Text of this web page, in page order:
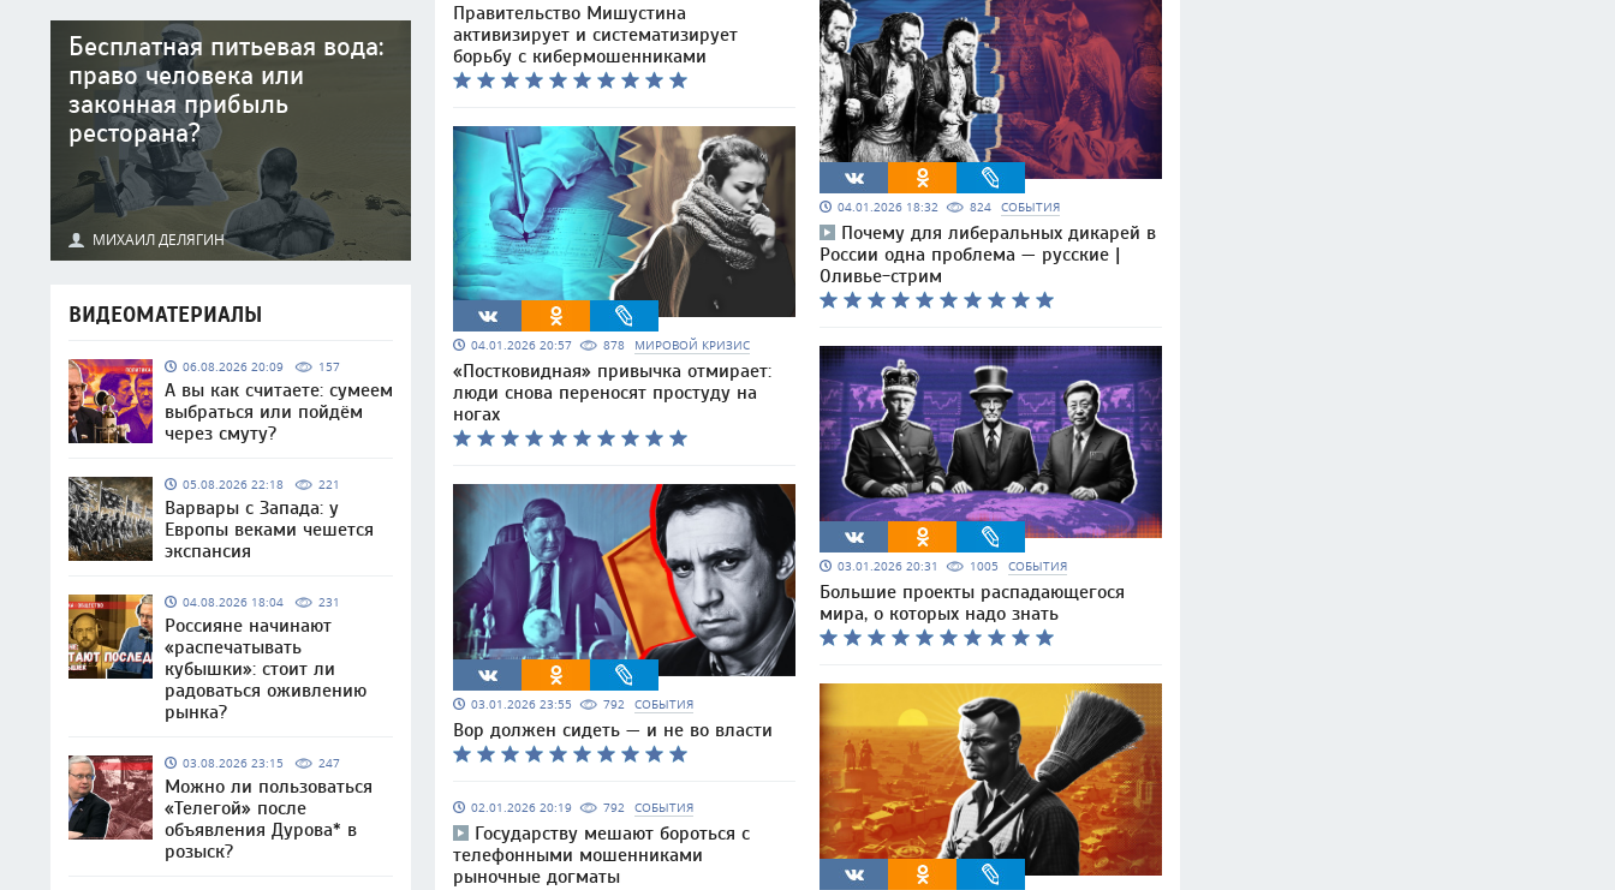
Бесплатная питьевая вода:
право человека или
законная прибыль
ресторана?
МИХАИЛ ДЕЛЯГИН
ВИДЕОМАТЕРИАЛЫ
06.08.2026 20:09 157
А вы как считаете: сумеем
выбраться или пойдём
через смуту?
05.08.2026 22:18 221
Варвары с Запада: у
Европы веками чешется
экспансия
04.08.2026 18:04 231
Россияне начинают
«распечатывать
кубышки»: стоит ли
радоваться оживлению
рынка?
03.08.2026 23:15 247
Можно ли пользоваться
«Телегой» после
объявления Дурова* в
розыск?
Правительство Мишустина
активизирует и систематизирует
борьбу с кибермошенниками
04.01.2026 20:57 878 МИРОВОЙ КРИЗИС
«Постковидная» привычка отмирает:
люди снова переносят простуду на
ногах
03.01.2026 23:55 792 СОБЫТИЯ
Вор должен сидеть — и не во власти
02.01.2026 20:19 792 СОБЫТИЯ
Государству мешают бороться с
телефонными мошенниками
рыночные догматы
04.01.2026 18:32 824 СОБЫТИЯ
Почему для либеральных дикарей в
России одна проблема — русские |
Оливье-стрим
03.01.2026 20:31 1005 СОБЫТИЯ
Большие проекты распадающегося
мира, о которых надо знать